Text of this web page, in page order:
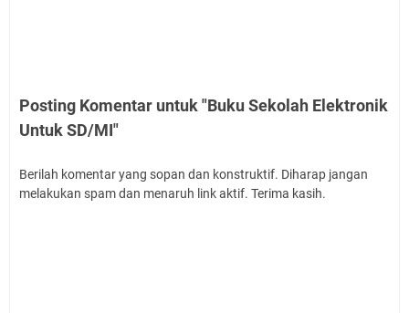
Posting Komentar untuk "Buku Sekolah Elektronik
Untuk SD/MI"
Berilah komentar yang sopan dan konstruktif. Diharap jangan
melakukan spam dan menaruh link aktif. Terima kasih.